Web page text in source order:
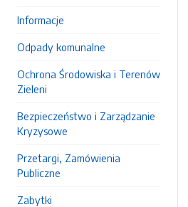
Informacje
Odpady komunalne
Ochrona Środowiska i Terenów
Zieleni
Bezpieczeństwo i Zarządzanie
Kryzysowe
Przetargi, Zamówienia
Publiczne
Zabytki